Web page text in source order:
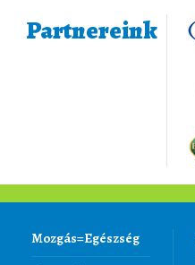
Partnereink
Mozgás=Egészség